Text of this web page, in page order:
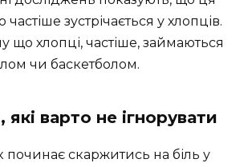
зустрічається у хлопців.
що хлопці, частіше, займаються
чи баскетболом.
варто не ігнорувати
починає скаржитись на біль у